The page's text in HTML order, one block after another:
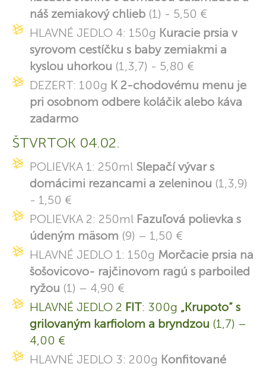
náš zemiakový chlieb (1) - 5,50 €
HLAVNÉ JEDLO 4: 150g Kuracie prsia v
syrovom cestíčku s baby zemiakmi a
kyslou uhorkou (1,3,7) - 5,80 €
DEZERT: 100g K 2-chodovému menu je
pri osobnom odbere koláčik alebo káva
zadarmo
ŠTVRTOK 04.02.
POLIEVKA 1: 250ml Slepačí vývar s
domácimi rezancami a zeleninou (1,3,9)
- 1,50 €
POLIEVKA 2: 250ml Fazuľová polievka s
údeným mäsom (9) – 1,50 €
HLAVNÉ JEDLO 1: 150g Morčacie prsia na
šošovicovo- rajčinovom ragú s parboiled
ryžou (1) – 4,90 €
HLAVNÉ JEDLO 2 FIT: 300g „Krupoto“ s
grilovaným karfiolom a bryndzou (1,7) –
4,00 €
HLAVNÉ JEDLO 3: 200g Konfitované